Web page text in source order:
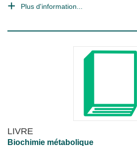
Plus d'information...
LIVRE
Biochimie métabolique